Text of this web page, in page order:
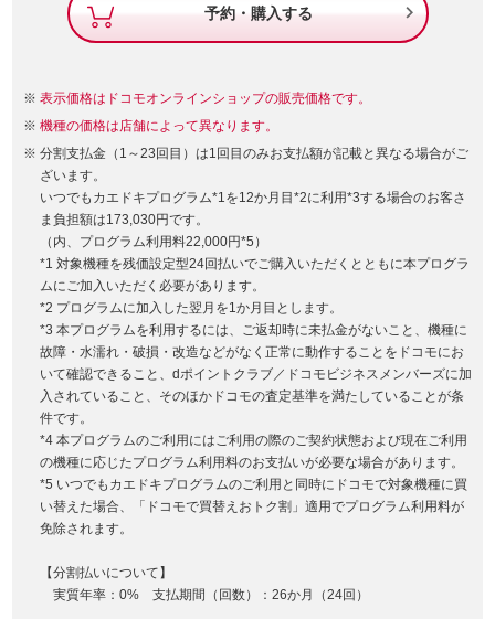
予約・購入する 
表示価格はドコモオンラインショップの販売価格です。
機種の価格は店舗によって異なります。
分割支払金（1～23回目）は1回目のみお支払額が記載と異なる場合がご
ざいます。
いつでもカエドキプログラム*1を12か月目*2に利用*3する場合のお客さ
ま負担額は173,030円です。
（内、プログラム利用料22,000円*5）
*1 対象機種を残価設定型24回払いでご購入いただくとともに本プログラ
ムにご加入いただく必要があります。
*2 プログラムに加入した翌月を1か月目とします。
*3 本プログラムを利用するには、ご返却時に未払金がないこと、機種に
故障・水濡れ・破損・改造などがなく正常に動作することをドコモにお
いて確認できること、dポイントクラブ／ドコモビジネスメンバーズに加
入されていること、そのほかドコモの査定基準を満たしていることが条
件です。
*4 本プログラムのご利用にはご利用の際のご契約状態および現在ご利用
の機種に応じたプログラム利用料のお支払いが必要な場合があります。
*5 いつでもカエドキプログラムのご利用と同時にドコモで対象機種に買
い替えた場合、「ドコモで買替えおトク割」適用でプログラム利用料が
免除されます。
【分割払いについて】
実質年率：0% 支払期間（回数）：26か月（24回）